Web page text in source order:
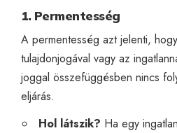
1. Permentesség
A permentesség azt jelenti,
tulajdonjogával vagy az
joggal összefüggésben nincs
eljárás.
Hol látszik? Ha egy